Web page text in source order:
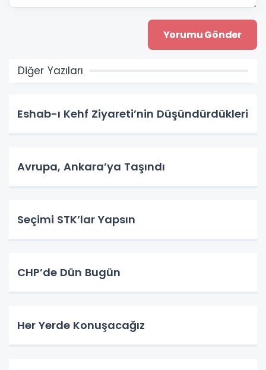
Diğer Yazıları
Eshab-ı Kehf Ziyareti’nin Düşündürdükleri
Avrupa, Ankara’ya Taşındı
Seçimi STK’lar Yapsın
CHP’de Dün Bugün
Her Yerde Konuşacağız